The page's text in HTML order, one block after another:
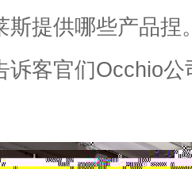
斯提供哪些产品捏
诉客官们Occhio